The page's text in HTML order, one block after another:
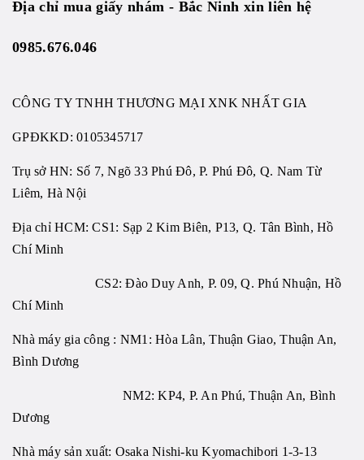
Địa chỉ mua giấy nhám - Bắc Ninh xin liên hệ
0985.676.046
CÔNG TY TNHH THƯƠNG MẠI XNK NHẤT GIA
GPĐKKD: 0105345717
Trụ sở HN: Số 7, Ngõ 33 Phú Đô, P. Phú Đô, Q. Nam Từ
Liêm, Hà Nội
Địa chỉ HCM: CS1: Sạp 2 Kim Biên, P13, Q. Tân Bình, Hồ
Chí Minh
CS2: Đào Duy Anh, P. 09, Q. Phú Nhuận, Hồ
Chí Minh
Nhà máy gia công : NM1: Hòa Lân, Thuận Giao, Thuận An,
Bình Dương
NM2: KP4, P. An Phú, Thuận An, Bình
Dương
Nhà máy sản xuất: Osaka Nishi-ku Kyomachibori 1-3-13